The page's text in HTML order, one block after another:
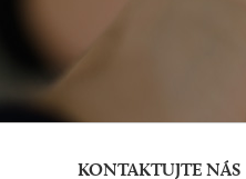
KONTAKTUJTE NÁS